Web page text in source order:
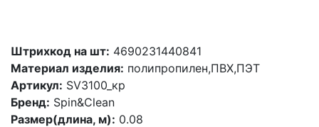
Штрихкод на шт: 4690231440841
Материал изделия: полипропилен,ПВХ,ПЭТ
Артикул: SV3100_кр
Бренд: Spin&Clean
Размер(длина, м): 0.08